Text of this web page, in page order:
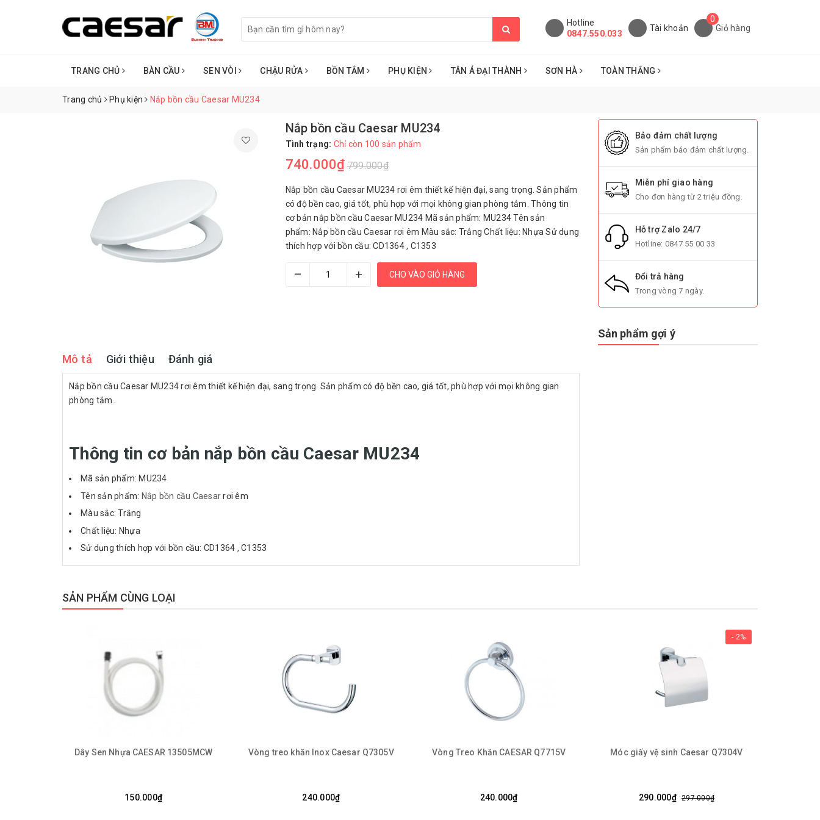
Hotline
0847.550.033
Tài khoản
0
Giỏ hàng
TRANG CHỦ BÀN CẦU SEN VÒI CHẬU RỬA BỒN TẮM PHỤ KIỆN TÂN Á ĐẠI THÀNH SƠN HÀ TOÀN THẮNG
Trang chủ Phụ kiện Nắp bồn cầu Caesar MU234
Nắp bồn cầu Caesar MU234
Tình trạng: Chỉ còn 100 sản phẩm
740.000₫ 799.000₫
Nắp bồn cầu Caesar MU234 rơi êm thiết kế hiện đại, sang trọng. Sản phẩm
có độ bền cao, giá tốt, phù hợp với mọi không gian phòng tắm. Thông tin
cơ bản nắp bồn cầu Caesar MU234 Mã sản phẩm: MU234 Tên sản
phẩm: Nắp bồn cầu Caesar rơi êm Màu sắc: Trắng Chất liệu: Nhựa Sử dụng
thích hợp với bồn cầu: CD1364 , C1353
– + CHO VÀO GIỎ HÀNG
Mô tả Giới thiệu Đánh giá
Nắp bồn cầu Caesar MU234 rơi êm thiết kế hiện đại, sang trọng. Sản phẩm có độ bền cao, giá tốt, phù hợp với mọi không gian
phòng tắm.
Thông tin cơ bản nắp bồn cầu Caesar MU234
Mã sản phẩm: MU234
Tên sản phẩm: Nắp bồn cầu Caesarrơi êm
Màu sắc: Trắng
Chất liệu: Nhựa
Sử dụng thích hợp với bồn cầu: CD1364 , C1353
Bảo đảm chất lượng
Sản phẩm bảo đảm chất lượng.
Miễn phí giao hàng
Cho đơn hàng từ 2 triệu đồng.
Hỗ trợ Zalo 24/7
Hotline: 0847 55 00 33
Đổi trả hàng
Trong vòng 7 ngày.
Sản phẩm gợi ý
SẢN PHẨM CÙNG LOẠI
Dây Sen Nhựa CAESAR 13505MCW
150.000₫
Vòng treo khăn Inox Caesar Q7305V
240.000₫
Vòng Treo Khăn CAESAR Q7715V
240.000₫
- 2%
Móc giấy vệ sinh Caesar Q7304V
290.000₫ 297.000₫